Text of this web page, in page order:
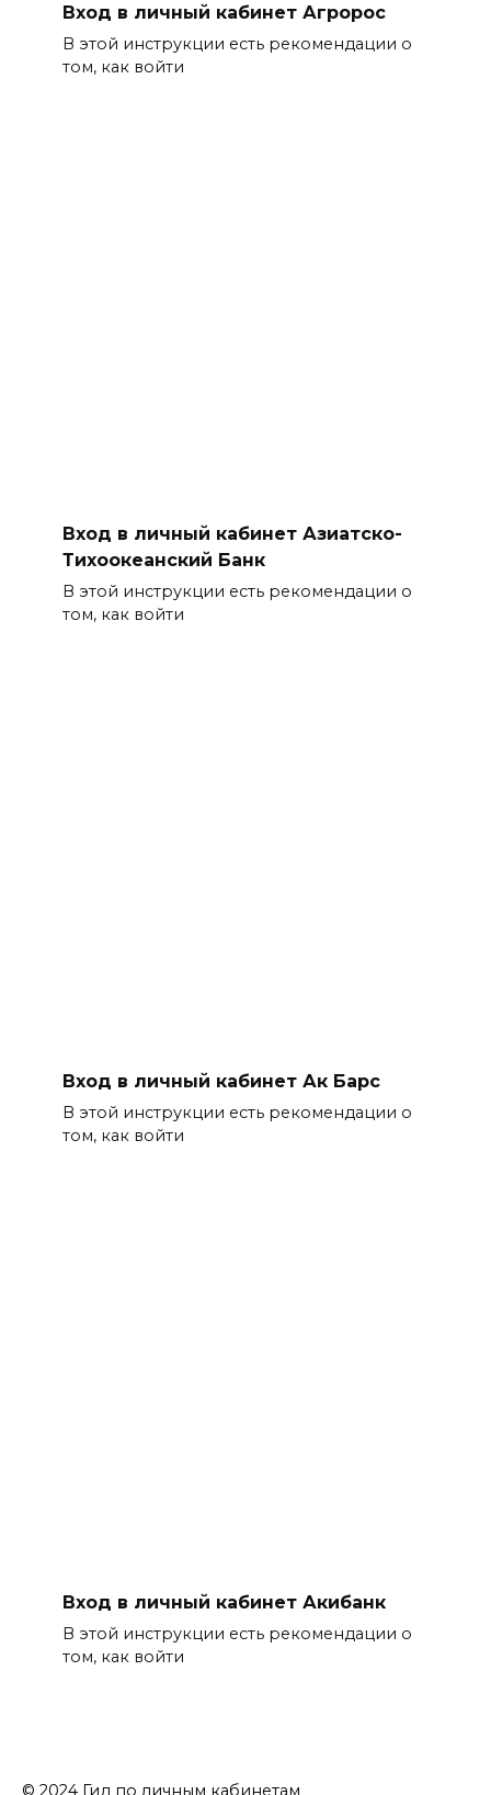
Вход в личный кабинет Агророс
В этой инструкции есть рекомендации о
том, как войти
Вход в личный кабинет Азиатско-
Тихоокеанский Банк
В этой инструкции есть рекомендации о
том, как войти
Вход в личный кабинет Ак Барс
В этой инструкции есть рекомендации о
том, как войти
Вход в личный кабинет Акибанк
В этой инструкции есть рекомендации о
том, как войти
© 2024 Гид по личным кабинетам